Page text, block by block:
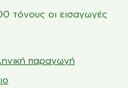
τόνους οι εισαγωγές